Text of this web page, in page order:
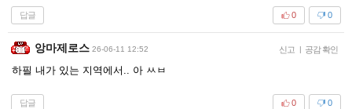
답글 0
0
앙마제로스 26-06-11 12:52 신고 | 공감 확인
하필 내가 있는 지역에서.. 아 ㅆㅂ
답글 0
0